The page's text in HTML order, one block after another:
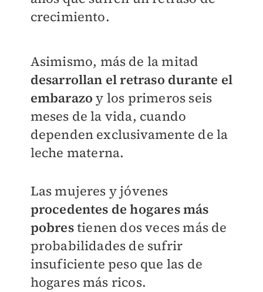
crecimiento.
Asimismo, más de la mitad
desarrollan el retraso durante el
embarazo y los primeros seis
meses de la vida, cuando
dependen exclusivamente de la
leche materna.
Las mujeres y jóvenes
procedentes de hogares más
pobrestienen dos veces más de
probabilidades de sufrir
insuficiente peso que las de
hogares más ricos.